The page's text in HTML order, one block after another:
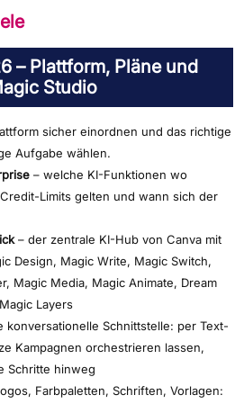
– Plattform, Pläne und
Studio
sicher einordnen und das richtige
Aufgabe wählen.
– welche KI-Funktionen wo
Limits gelten und wann sich der
– der zentrale KI-Hub von Canva mit
Design, Magic Write, Magic Switch,
Magic Media, Magic Animate, Dream
Layers
konversationelle Schnittstelle: per Text-
Kampagnen orchestrieren lassen,
Schritte hinweg
Farbpaletten, Schriften, Vorlagen: